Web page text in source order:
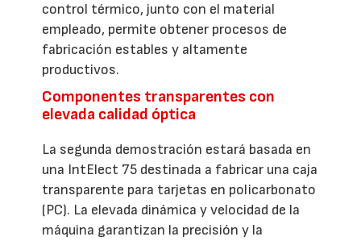
control térmico, junto con el material
empleado, permite obtener procesos de
fabricación estables y altamente
productivos.
Componentes transparentes con
elevada calidad óptica
La segunda demostración estará basada en
una IntElect 75 destinada a fabricar una caja
transparente para tarjetas en policarbonato
(PC). La elevada dinámica y velocidad de la
máquina garantizan la precisión y la